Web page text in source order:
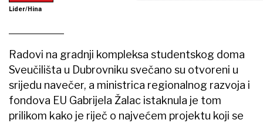
Lider/Hina
Radovi na gradnji kompleksa studentskog doma
Sveučilišta u Dubrovniku svečano su otvoreni u
srijedu navečer, a ministrica regionalnog razvoja i
fondova EU Gabrijela Žalac istaknula je tom
prilikom kako je riječ o najvećem projektu koji se